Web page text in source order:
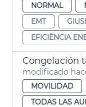
NORMAL
EMT
EFICIÈNCIA
Congelación
modificado
MOVILIDAD
TODAS LAS